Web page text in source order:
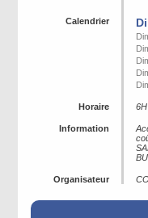
Calendrier
Horaire
Information
Organisateur